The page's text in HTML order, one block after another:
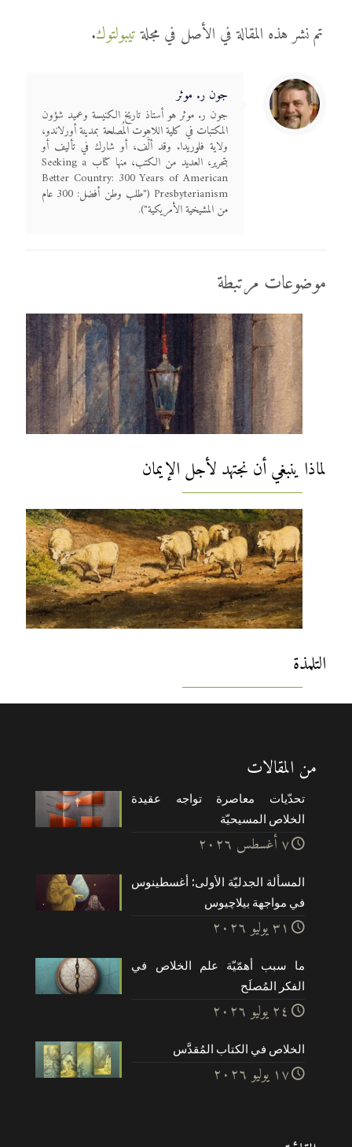
تم نشر هذه المقالة في الأصل في مجلةتيبولتوك.
جون ر. موثر
جون ر. موثر هو أستاذ تاريخ الكنيسة وعميد شؤون
المكتبات في كلية اللاهوت المُصلحة بمدينة أورلاندو،
ولاية فلوريدا. وقد ألَّف، أو شارك في تأليف أو
بتحرير، العديد من الكتب، منها كتاب Seeking a
Better Country: 300 Years of American
Presbyterianism ("طلب وطن أفضل: 300 عام
من المشيخية الأمريكية").
موضوعات مرتبطة
لماذا ينبغي أن نجتهد لأجل الإيمان
التلمذة
من المقالات
تحدّيات معاصرة تواجه عقيدة
الخلاص المسيحيّة
۷ أغسطس ۲۰۲٦
المسألة الجدليّة الأولى: أغسطينوس
في مواجهة بيلاچيوس
۳۱ يوليو ۲۰۲٦
ما سبب أهمّيّة علم الخلاص في
الفكر المُصلَح
۲٤ يوليو ۲۰۲٦
الخلاص في الكتاب المُقدَّس
۱۷ يوليو ۲۰۲٦